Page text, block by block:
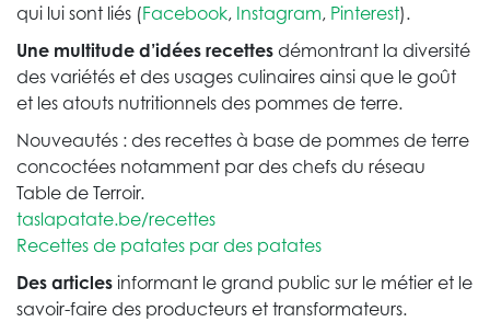
qui lui sont liés (Facebook, Instagram, Pinterest).
Une multitude d’idées recettes démontrant la diversité
des variétés et des usages culinaires ainsi que le goût
et les atouts nutritionnels des pommes de terre.
Nouveautés : des recettes à base de pommes de terre
concoctées notamment par des chefs du réseau
Table de Terroir.
taslapatate.be/recettes
Recettes de patates par des patates
Des articles informant le grand public sur le métier et le
savoir-faire des producteurs et transformateurs.